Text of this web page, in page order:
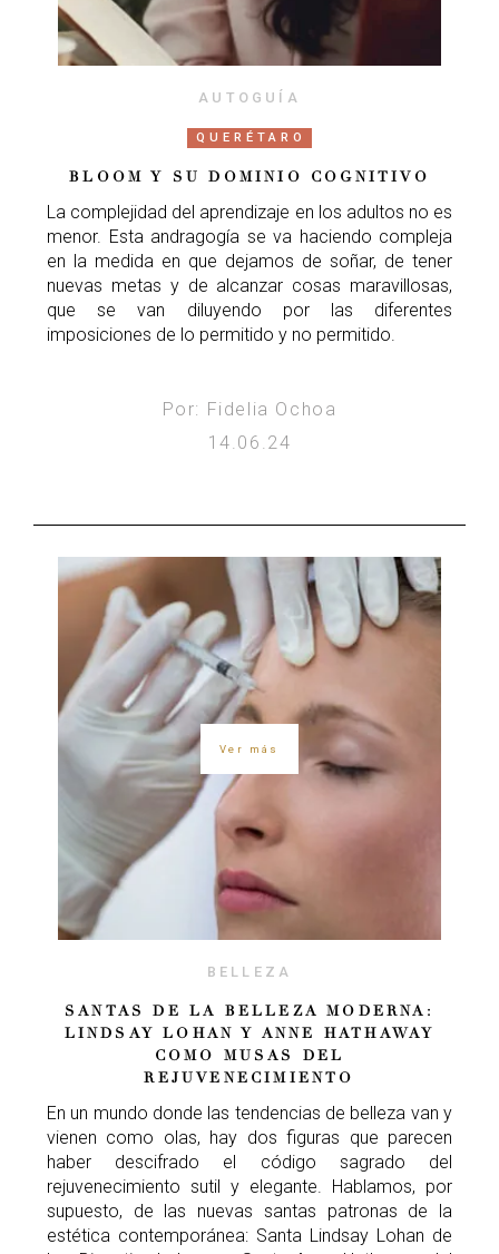
AUTOGUÍA
QUERÉTARO
BLOOM Y SU DOMINIO COGNITIVO
La complejidad del aprendizaje en los adultos no es
menor. Esta andragogía se va haciendo compleja
en la medida en que dejamos de soñar, de tener
nuevas metas y de alcanzar cosas maravillosas,
que se van diluyendo por las diferentes
imposiciones de lo permitido y no permitido.
Por: Fidelia Ochoa
14.06.24
Ver más
BELLEZA
SANTAS DE LA BELLEZA MODERNA:
LINDSAY LOHAN Y ANNE HATHAWAY
COMO MUSAS DEL
REJUVENECIMIENTO
En un mundo donde las tendencias de belleza van y
vienen como olas, hay dos figuras que parecen
haber descifrado el código sagrado del
rejuvenecimiento sutil y elegante. Hablamos, por
supuesto, de las nuevas santas patronas de la
estética contemporánea: Santa Lindsay Lohan de